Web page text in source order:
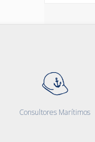
Consultores Marítimos